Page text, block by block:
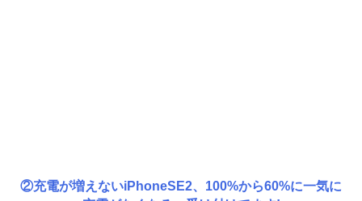
②充電が増えないiPhoneSE2、100%から60%に一気に